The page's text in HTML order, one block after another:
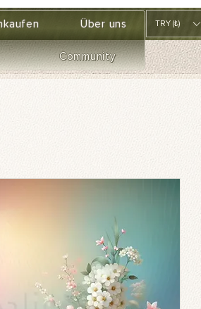
Über uns
Community
TRY (₺)